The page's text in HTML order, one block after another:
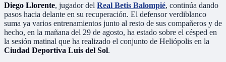
Diego Llorente, jugador del Real Betis Balompié, continúa dando
pasos hacia delante en su recuperación. El defensor verdiblanco
suma ya varios entrenamientos junto al resto de sus compañeros y de
hecho, en la mañana del 29 de agosto, ha estado sobre el césped en
la sesión matinal que ha realizado el conjunto de Heliópolis en la
Ciudad Deportiva Luis del Sol.